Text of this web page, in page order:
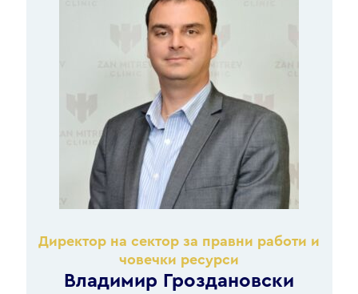
Директор на сектор за правни работи и
човечки ресурси
Владимир Гроздановски